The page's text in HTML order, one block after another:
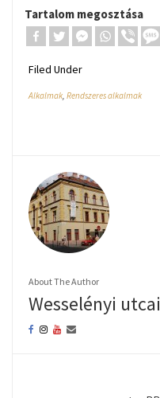
Tartalom megosztása
Filed Under
Alkalmak, Rendszeres alkalmak
About The Author
Wesselényi